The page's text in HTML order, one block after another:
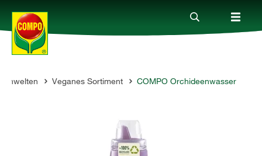
Produkte Veganes Sortiment COMPO Orchideenwasser